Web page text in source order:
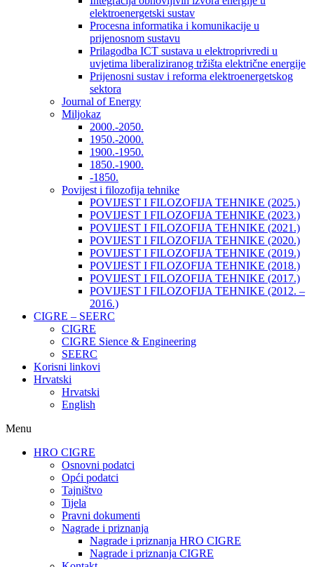
elektroenergetski sustav
Procesna informatika i komunikacije u
prijenosnom sustavu
Prilagodba ICT sustava u elektroprivredi u
uvjetima liberaliziranog tržišta električne energije
Prijenosni sustav i reforma elektroenergetskog
sektora
Journal of Energy
Miljokaz
2000.-2050.
1950.-2000.
1900.-1950.
1850.-1900.
-1850.
Povijest i filozofija tehnike
POVIJEST I FILOZOFIJA TEHNIKE (2025.)
POVIJEST I FILOZOFIJA TEHNIKE (2023.)
POVIJEST I FILOZOFIJA TEHNIKE (2021.)
POVIJEST I FILOZOFIJA TEHNIKE (2020.)
POVIJEST I FILOZOFIJA TEHNIKE (2019.)
POVIJEST I FILOZOFIJA TEHNIKE (2018.)
POVIJEST I FILOZOFIJA TEHNIKE (2017.)
POVIJEST I FILOZOFIJA TEHNIKE (2012. –
2016.)
CIGRE – SEERC
CIGRE
CIGRE Sience & Engineering
SEERC
Korisni linkovi
Hrvatski
Hrvatski
English
Menu
HRO CIGRE
Osnovni podatci​
Opći podatci
Tajništvo
Tijela
Pravni dokumenti
Nagrade i priznanja
Nagrade i priznanja HRO CIGRE
Nagrade i priznanja CIGRE